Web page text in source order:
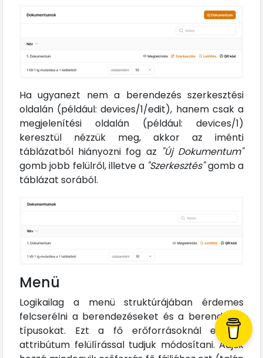
Ha ugyanezt nem a berendezés szerkesztési
oldalán (például: devices/1/edit), hanem csak a
megjelenítési oldalán (például: devices/1)
keresztül nézzük meg, akkor az iménti
táblázatból hiányozni fog az "Új Dokumentum"
gomb jobb felülről, illetve a "Szerkesztés"gomb a
táblázat sorából.
Menü
Logikailag a menü struktúrájában érdemes
felcserélni a berendezéseket és a berendezés
típusokat. Ezt a fő erőforrásoknál egy új
attribútum felülírással tudjuk módosítani. Adjuk